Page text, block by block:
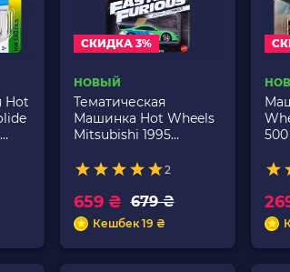
Hot
СКИДКА 3%
НОВЫЙ
Тематическая
Машинка Hot Wheels
Mitsubishi 1995
Brian O'Conner Fast &
Green
2
679 ₴
659 ₴
Кешбек 19 ₴
500